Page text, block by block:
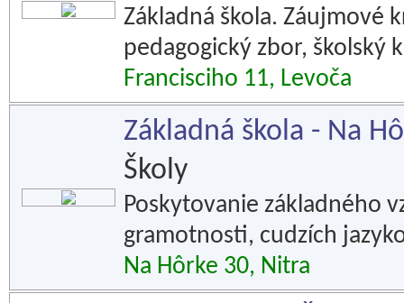
Základná škola. Záujmové
pedagogický zbor, školský
Francisciho 11, Levoča
Základná škola - Na
Školy
Poskytovanie základného
gramotnosti, cudzích
Na Hôrke 30, Nitra